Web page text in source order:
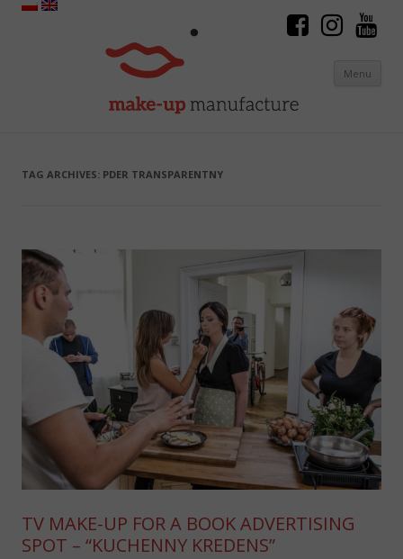
Menu
TAG ARCHIVES: PDER TRANSPARENTNY
TV MAKE-UP FOR A BOOK ADVERTISING
SPOT – “KUCHENNY KREDENS”